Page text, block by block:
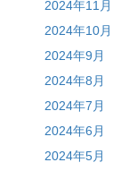
2024年11月
2024年10月
2024年9月
2024年8月
2024年7月
2024年6月
2024年5月